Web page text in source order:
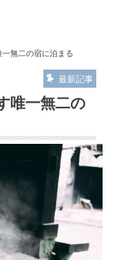
一無二の宿に泊まる
最新記事
唯一無二の